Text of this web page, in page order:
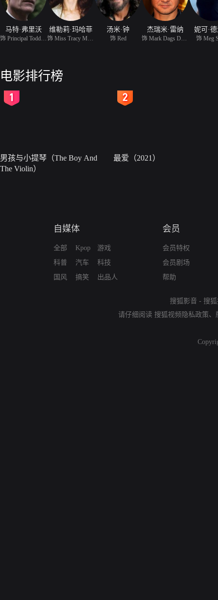
马特·弗里沃 维勒莉·玛哈菲 汤米·钟
饰 Red
杰瑞米·雷纳 妮可·
饰 Meg
电影排行榜
男孩与小提琴（The Boy And
The Violin）
最爱（2021）
自媒体
全部
科普
国风
Kpop
汽车
搞笑
游戏
科技
出品人
会员
会员特权
会员剧场
帮助
搜狐影音 - 搜
请仔细阅读 搜狐视频隐私政策、